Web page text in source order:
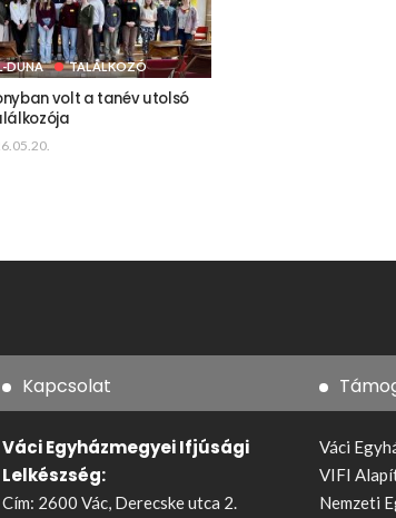
DUNA TALÁLKOZÓ
volt a tanév utolsó
Kapcsolat
Váci Egyházmegyei Ifjúsági
Lelkészség:
Cím: 2600 Vác, Derecske utca 2.
Váci
VIFI
Nemzeti